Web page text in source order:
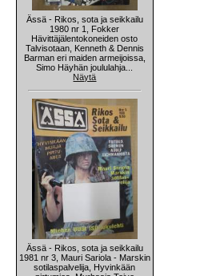
Ässä - Rikos, sota ja seikkailu
1980 nr 1, Fokker
Hävittäjälentokoneiden osto
Talvisotaan, Kenneth & Dennis
Barman eri maiden armeijoissa,
Simo Häyhän joululahja...
Näytä
Ässä - Rikos, sota ja seikkailu
1981 nr 3, Mauri Sariola - Marskin
sotilaspalvelija, Hyvinkään